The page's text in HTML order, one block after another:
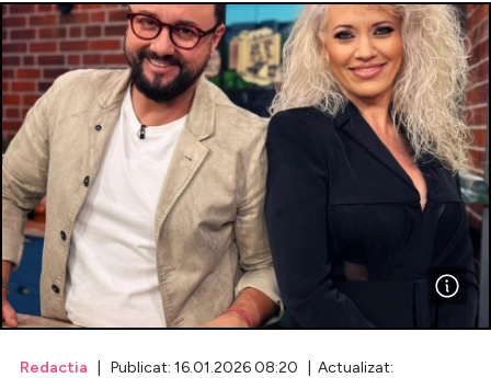
Breaking news
Evenimente
Emisiuni TV
Horoscop
Lifestyle
Celebrități
Redactia | Publicat: 16.01.2026 08:20 | Actualizat: